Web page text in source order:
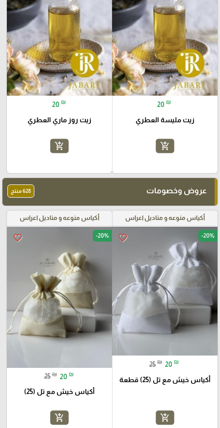
20 ₪
زيت مليسة العطري
add_shopping_cart
20 ₪
زيت روز ماري العطري
add_shopping_cart
عروض وخصومات 628 منتج
أكياس منوعه و مناديل اعراس
favorite_border -20%
25 ₪ 20 ₪
أكياس خيش مع تل (25) قطعة
add_shopping_cart
أكياس منوعه و مناديل اعراس
favorite_border -20%
25 ₪ 20 ₪
أكياس خيش مع تل (25)
add_shopping_cart